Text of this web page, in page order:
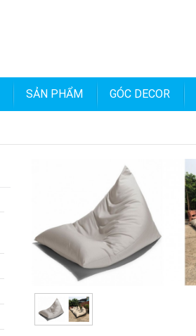
SẢN PHẨM GÓC DECOR